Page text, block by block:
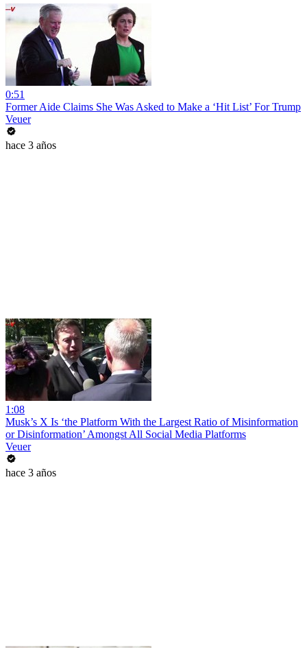
0:51
Former Aide Claims She Was Asked to Make a ‘Hit List’ For Trump
Veuer
hace 3 años
1:08
Musk’s X Is ‘the Platform With the Largest Ratio of Misinformation
or Disinformation’ Amongst All Social Media Platforms
Veuer
hace 3 años